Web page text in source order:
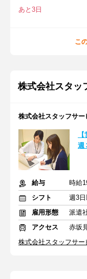
あと3日
こ
株式会社スタッ
株式会社スタッフサー
週
給与
時給
シフト
週3
雇用形態
派遣
アクセス
赤坂
株式会社スタッフサ